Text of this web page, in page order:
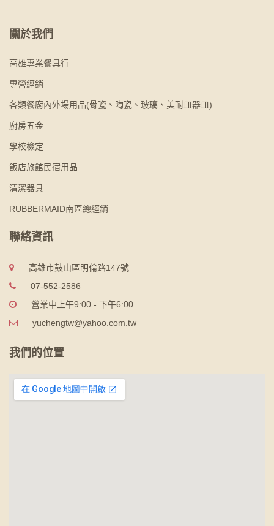
關於我們
高雄專業餐具行
專營經銷
各類餐廚內外場用品(骨瓷、陶瓷、玻璃、美耐皿器皿)
廚房五金
學校檢定
飯店旅館民宿用品
清潔器具
RUBBERMAID南區總經銷
聯絡資訊
高雄市鼓山區明倫路147號
07-552-2586
營業中上午9:00 - 下午6:00
yuchengtw@yahoo.com.tw
我們的位置